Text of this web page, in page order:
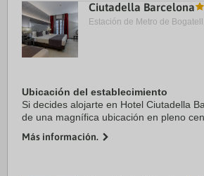
Ciutadella Barcelona
Estación de Metro de
Ubicación del establecimiento
Si decides alojarte en Hotel Ciutadella
de una magnífica ubicación en pleno
de Barcelona. Además, ...
Más información.